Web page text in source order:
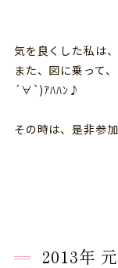
気を良くした私は、
また、図に乗って
´∀`)ｱﾊﾊﾝ♪
その時は、是非参
2013年